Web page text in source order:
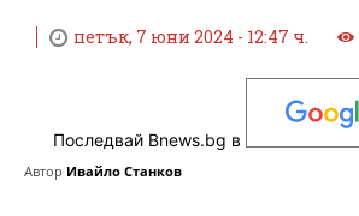
петък, 7 юни 2024 - 12:47 ч.
Последвай Bnews.bg в
Автор Ивайло Станков